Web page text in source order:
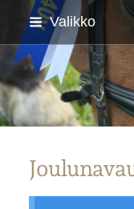
Siirry
sivun
sisältöön
Valikko